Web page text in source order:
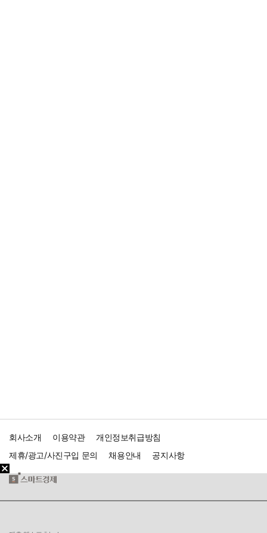
회사소개 이용약관
개인정보취급방침
제휴/광고/사진구입 문의
채용안내 공지사항